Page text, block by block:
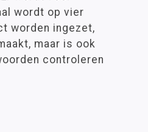
wordt op vier
worden ingezet,
maar is ook
controleren